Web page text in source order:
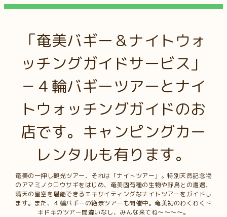
「奄美バギー＆ナイトウォ
ッチングガイドサービス」
－４輪バギーツアーとナイ
トウォッチングガイドのお
店です。キャンピングカー
レンタルも有ります。
奄美の一押し観光ツアー、それは「ナイトツアー」。特別天然記念物
のアマミノクロウサギをはじめ、奄美固有種の生物や野鳥との遭遇、
満天の星空を堪能できるエキサイティングなナイトツアーをガイドし
ます。また、４輪バギーの絶景ツアーも開催中。奄美初のわくわくド
キドキのツアー間違いなし、みんな来てね～～～～。